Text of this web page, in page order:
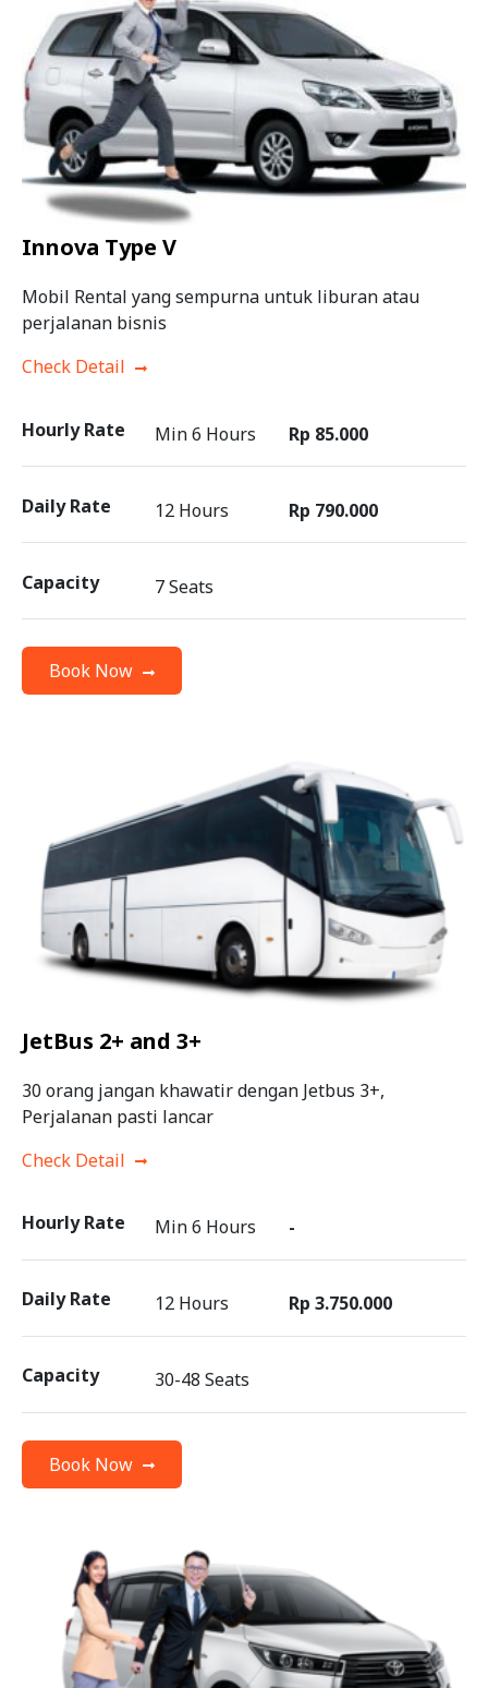
Innova Type V
Mobil Rental yang sempurna untuk liburan atau
perjalanan bisnis
Check Detail
Hourly Rate Min 6 Hours Rp 85.000
Daily Rate 12 Hours Rp 790.000
Capacity 7 Seats
Book Now
JetBus 2+ and 3+
30 orang jangan khawatir dengan Jetbus 3+,
Perjalanan pasti lancar
Check Detail
Hourly Rate Min 6 Hours -
Daily Rate 12 Hours Rp 3.750.000
Capacity 30-48 Seats
Book Now